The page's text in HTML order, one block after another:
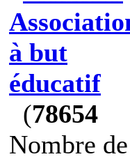
à but
éducatif
(78654
Nombre de